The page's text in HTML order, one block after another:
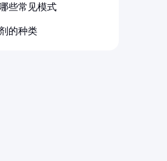
些常见模式
的种类